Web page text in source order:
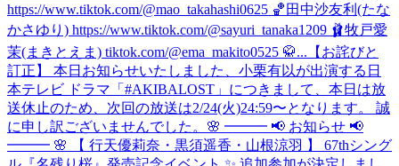
https://www.tiktok.com/@mao_takahashi0625 🏀田中沙友利(たな
かさゆり) https://www.tiktok.com/@sayuri_tanaka1209 🩰牧戸愛
茉(まきとえま) tiktok.com/@ema_makito0525 🥋... 【お詫びと
訂正】 本日お知らせいたしました、小栗有以が出演する日
本テレビ ドラマ「#AKIBALOST」につきまして、本日は放
送休止のため、次回の放送は2/24(火)24:59〜となります。 誠
に申し訳ございませんでした。 🌸 ━━━ 📢 お知らせ 📢
━━━ 🌸 【 行天優莉奈・黒須遥香・山根涼羽 】 67thシング